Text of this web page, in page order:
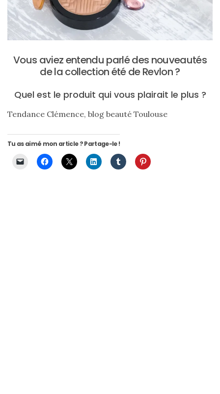
Vous aviez entendu parlé des nouveautés
de la collection été de Revlon ?
Quel est le produit qui vous plairait le plus ?
Tendance Clémence, blog beauté Toulouse
Tu as aimé mon article ? Partage-le !